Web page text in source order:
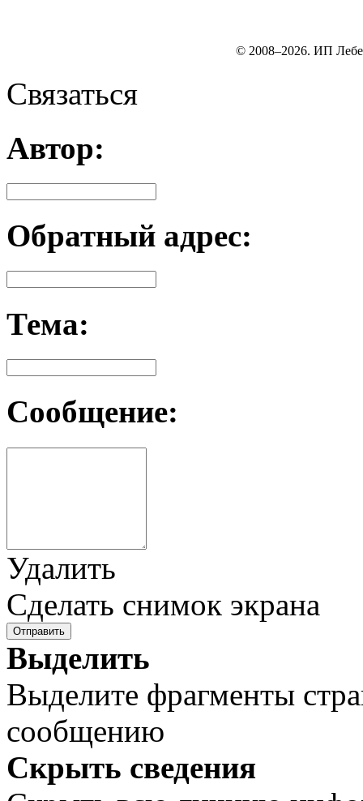
© 2008–2026. ИП
Связаться
Автор:
Обратный адрес:
Тема:
Сообщение:
Удалить
Сделать снимок экрана
Отправить
Выделить
Выделите фрагменты
сообщению
Скрыть сведения